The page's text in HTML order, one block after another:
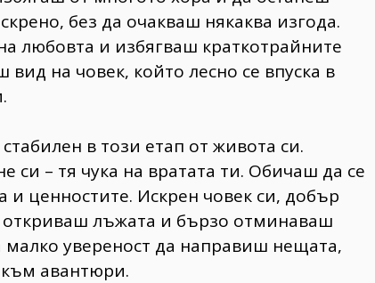
без да очакваш някаква изгода.
любовта и избягваш краткотрайните
на човек, който лесно се впуска в
в този етап от живота си.
си – тя чука на вратата ти. Обичаш да се
ценностите. Искрен човек си, добър
лъжата и бързо отминаваш
увереност да направиш нещата,
към авантюри.